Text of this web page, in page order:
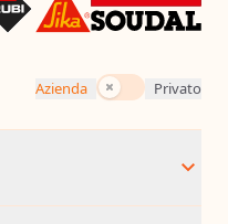
Azienda Tasse incluse
Privato